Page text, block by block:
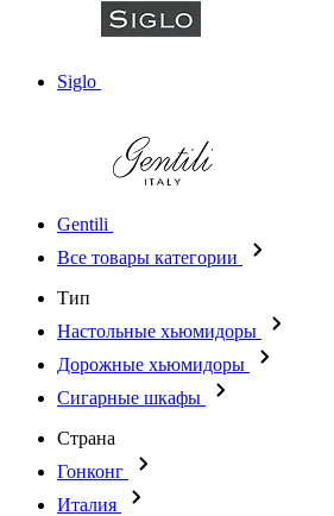
Siglo
Gentili
Все товары категории
Тип
Настольные хьюмидоры
Дорожные хьюмидоры
Сигарные шкафы
Страна
Гонконг
Италия